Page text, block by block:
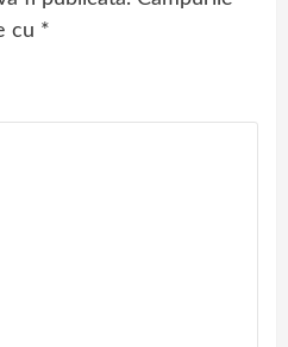
cu *